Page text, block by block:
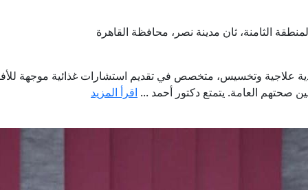
علاجية وتخسيس، متخصص في تقديم استشارات غذائية موجهة
صحتهم العامة. يتمتع دكتور أحمد ... اقرأ المزيد